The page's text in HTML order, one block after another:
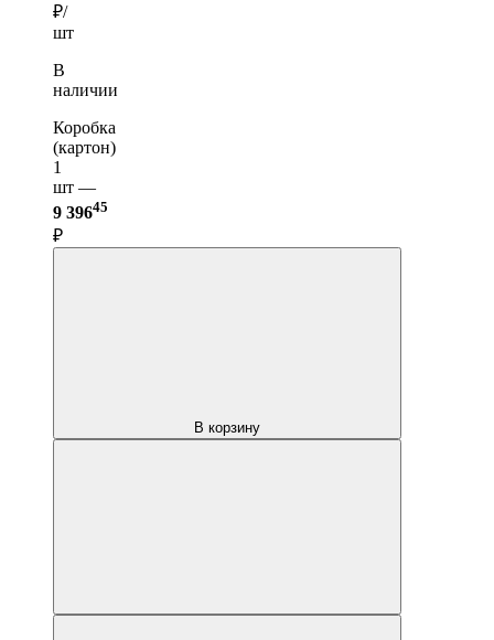
₽/
шт
В
наличии
Коробка
(картон)
1
шт —
9 39645
₽
В корзину